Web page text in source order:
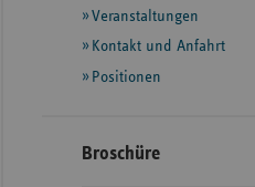
InformationenVeranstaltungen
Kontakt und Anfahrt
Positionen
Broschüre